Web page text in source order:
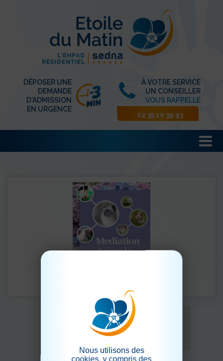
DÉPOSER UNE
DEMANDE
D'ADMISSION
EN URGENCE
À VOTRE SERVICE
UN CONSEILLER
VOUS RAPPELLE
02 35 10 39 93
Nous utilisons des
cookies, y compris des